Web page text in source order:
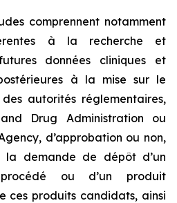
comprennent notamment
à la recherche et
données cliniques et
à la mise sur le
autorités réglementaires,
Drug Administration ou
, d’approbation ou non,
demande de dépôt d’un
ou d’un produit
ces produits candidats, ainsi